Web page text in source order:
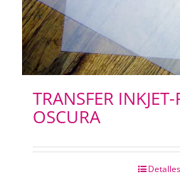
TRANSFER
OSCURA
Detalles